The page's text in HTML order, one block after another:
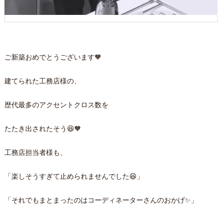
ご新築おめでとうございます🧡
建てられた工務店様の、
歴代最多のアクセントクロス数を
たたき出されたそう😆🧡
工務店担当者様も、
「楽しそうすぎて止められませんでした😆」
「それでもまとまったのはコーディネーターさんのおかげ✨」